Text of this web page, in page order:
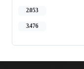
2,053
3,476